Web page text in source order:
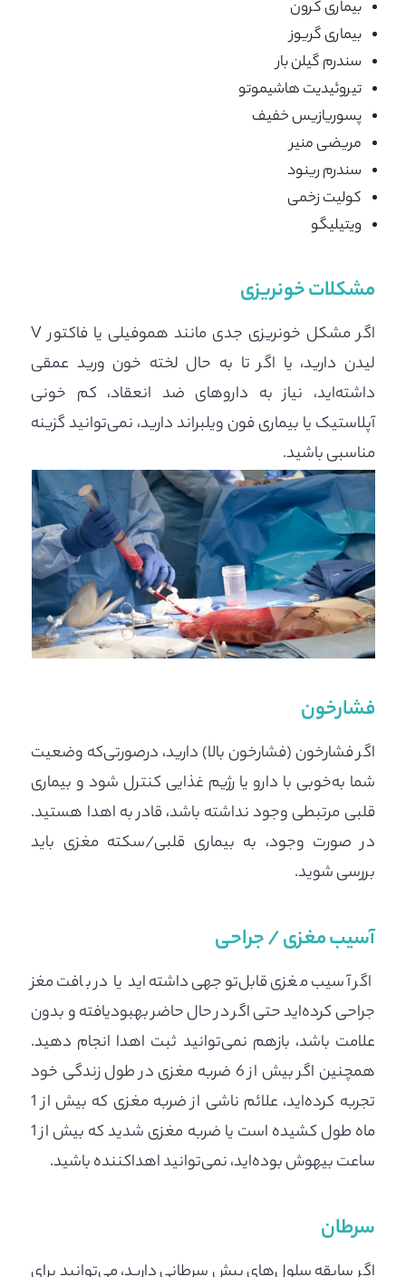
بیماری کرون
بیماری گریوز
سندرم گیلن بار
تیروئیدیت هاشیموتو
پسوریازیس خفیف
مریضی منیر
سندرم رینود
کولیت زخمی
ویتیلیگو
مشکلات خونریزی
اگر مشکل خونریزی جدی مانند هموفیلی یا فاکتور V
لیدن دارید، یا اگر تا به حال لخته خون ورید عمقی
داشته‌اید، نیاز به داروهای ضد انعقاد، کم خونی
آپلاستیک یا بیماری فون ویلبراند دارید، نمی‌توانید گزینه
مناسبی باشید.
فشارخون
اگر فشارخون (فشارخون بالا) دارید، درصورتی‌که وضعیت
شما به‌خوبی با دارو یا رژیم غذایی کنترل شود و بیماری
قلبی مرتبطی وجود نداشته باشد، قادر به اهدا هستید.
در صورت وجود، به بیماری قلبی/سکته مغزی باید
بررسی شوید.
آسیب مغزی / جراحی
اگر آسیب مغزی قابل‌توجهی داشته‌اید یا در بافت مغز
جراحی کرده‌اید حتی اگر در حال حاضر بهبودیافته و بدون
علامت باشد، بازهم نمی‌توانید ثبت اهدا انجام دهید.
همچنین اگر بیش از 6 ضربه مغزی در طول زندگی خود
تجربه کرده‌اید، علائم ناشی از ضربه مغزی که بیش از 1
ماه طول کشیده است یا ضربه مغزی شدید که بیش از 1
ساعت بیهوش بوده‌اید، نمی‌توانید اهداکننده باشید.
سرطان